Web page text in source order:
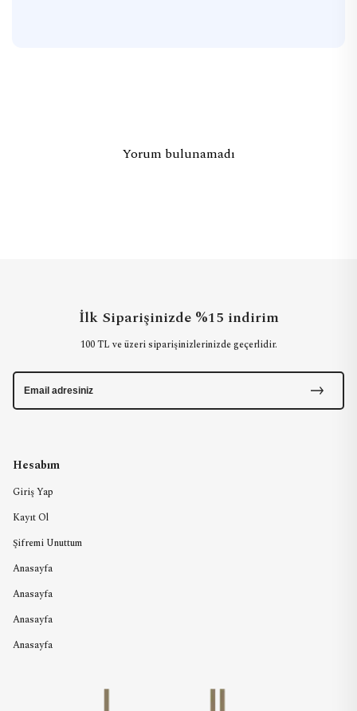
Yorum bulunamadı
Hesabım
Giriş Yap
Kayıt Ol
Şifremi Unuttum
Anasayfa
Anasayfa
Anasayfa
Anasayfa
İlk Siparişinizde %15 indirim
100 TL ve üzeri siparişinizlerinizde geçerlidir.